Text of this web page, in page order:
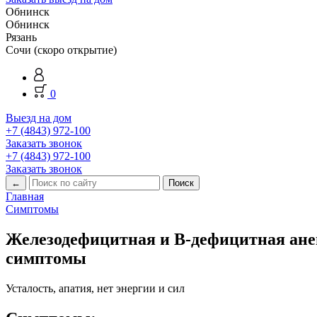
Обнинск
Обнинск
Рязань
Сочи (скоро открытие)
0
Выезд на дом
+7 (4843) 972-100
Заказать звонок
+7 (4843) 972-100
Заказать звонок
←
Главная
Симптомы
Железодефицитная и В-дефицитная
симптомы
Усталость, апатия, нет энергии и сил